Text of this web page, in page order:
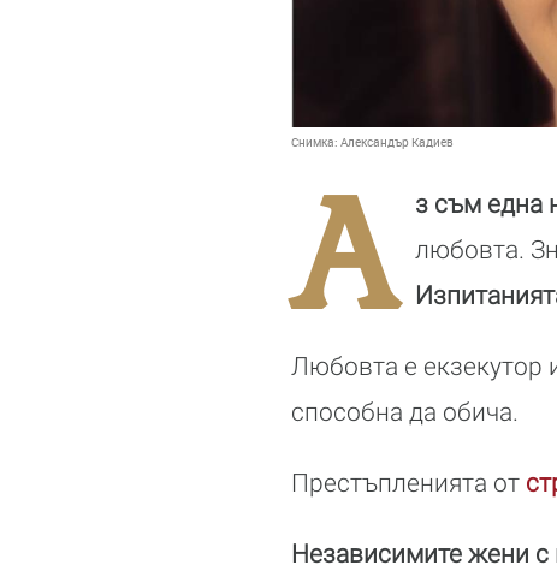
Снимка: Александър Кадиев
А з съм една
любовта.
Любовта е екзекутор
способна да обича.
Престъпленията от
Независимите жени с